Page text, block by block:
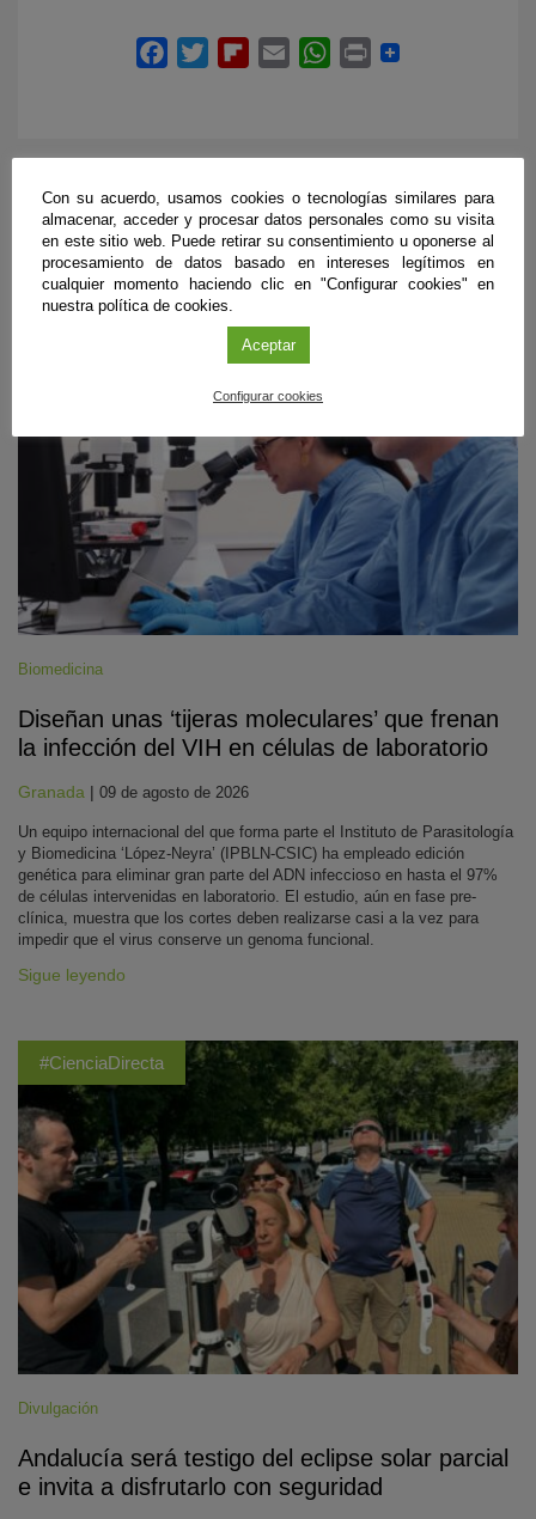
ÚLTIMAS PUBLICACIONES
Biomedicina
Diseñan unas ‘tijeras moleculares’ que frenan
la infección del VIH en células de laboratorio
Granada | 09 de agosto de 2026
Un equipo internacional del que forma parte el Instituto de Parasitología
y Biomedicina ‘López-Neyra’ (IPBLN-CSIC) ha empleado edición
genética para eliminar gran parte del ADN infeccioso en hasta el 97%
de células intervenidas en laboratorio. El estudio, aún en fase pre-
clínica, muestra que los cortes deben realizarse casi a la vez para
impedir que el virus conserve un genoma funcional.
Sigue leyendo
#CienciaDirecta
Divulgación
Andalucía será testigo del eclipse solar parcial
e invita a disfrutarlo con seguridad
Con su acuerdo, usamos cookies o tecnologías similares para
almacenar, acceder y procesar datos personales como su visita
en este sitio web. Puede retirar su consentimiento u oponerse al
procesamiento de datos basado en intereses legítimos en
cualquier momento haciendo clic en "Configurar cookies" en
nuestra política de cookies.
Aceptar
Configurar cookies